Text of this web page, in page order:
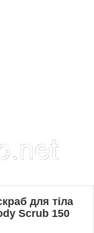
для тіла
Scrub 150